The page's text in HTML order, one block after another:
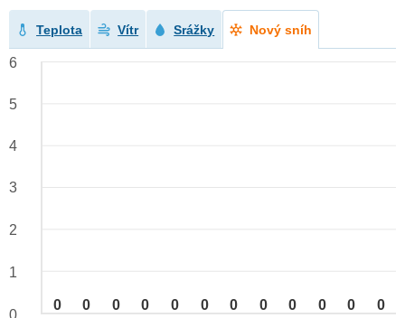
Teplota Vítr Srážky Nový sníh
0 0 0 0 0 0 0 0 0 0 0 0
6
5
4
3
2
1